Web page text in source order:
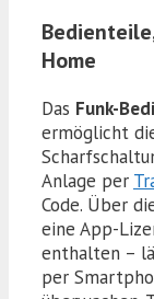
Home
Das Funk-
ermöglicht
Anlage per
Code. Über
eine App-
enthalten –
per